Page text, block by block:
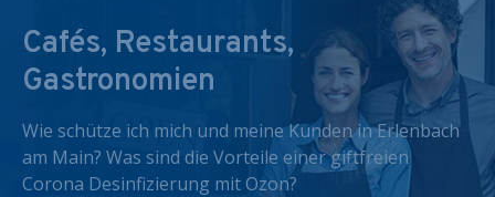
Cafés, Restaurants,
Gastronomien
Wie schütze ich mich und meine Kunden in Erlenbach
am Main? Was sind die Vorteile einer giftfreien
Corona Desinfizierung mit Ozon?